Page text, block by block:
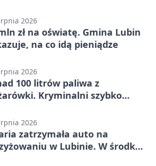
2026
zł na oświatę. Gmina Lubin
na co idą pieniądze
2026
100 litrów paliwa z
Kryminalni szybko
2026
zatrzymała auto na
w Lubinie. W środku